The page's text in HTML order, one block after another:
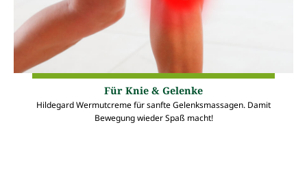
Für Knie & Gelenke
Hildegard Wermutcreme für sanfte Gelenksmassagen. Damit
Bewegung wieder Spaß macht!